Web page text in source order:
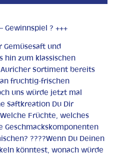
Gewinnspiel ? +++
Gemüsesaft und
hin zum klassischen
Sortiment bereits
fruchtig-frischen
uns würde jetzt mal
Saftkreation Du Dir
Früchte, welches
Geschmackskomponenten
????Wenn Du Deinen
könntest, wonach würde